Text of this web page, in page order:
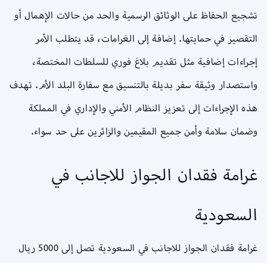
تشجيع الحفاظ على الوثائق الرسمية والحد من حالات الإهمال أو
التقصير في حمايتها. إضافة إلى الغرامات، قد يتطلب الأمر
إجراءات إضافية مثل تقديم بلاغ فوري للسلطات المختصة،
واستصدار وثيقة سفر بديلة بالتنسيق مع سفارة البلد الأم. تهدف
هذه الإجراءات إلى تعزيز النظام الأمني والإداري في المملكة
وضمان سلامة وأمن جميع المقيمين والزائرين على حد سواء.
غرامة فقدان الجواز للاجانب في
السعودية
غرامة فقدان الجواز للاجانب في السعودية تصل إلى 5000 ريال